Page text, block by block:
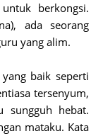
berkongsi.
ada seorang
yang alim.
baik seperti
tersenyum,
sungguh hebat.
mataku. Kata